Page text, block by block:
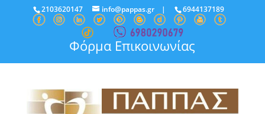
2103620147 info@pappas.gr| 6944137189
Φόρμα Επικοινωνίας